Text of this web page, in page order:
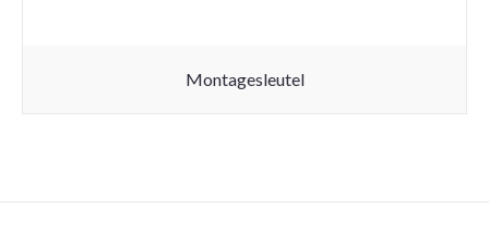
Montagesleutel